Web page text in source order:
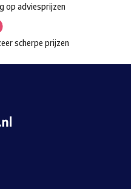
op adviesprijzen
scherpe prijzen